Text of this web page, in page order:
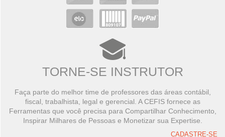
TORNE-SE INSTRUTOR
Faça parte do melhor time de professores das áreas contábil,
fiscal, trabalhista, legal e gerencial. A CEFIS fornece as
Ferramentas que você precisa para Compartilhar Conhecimento,
Inspirar Milhares de Pessoas e Monetizar sua Expertise.
CADASTRE-SE